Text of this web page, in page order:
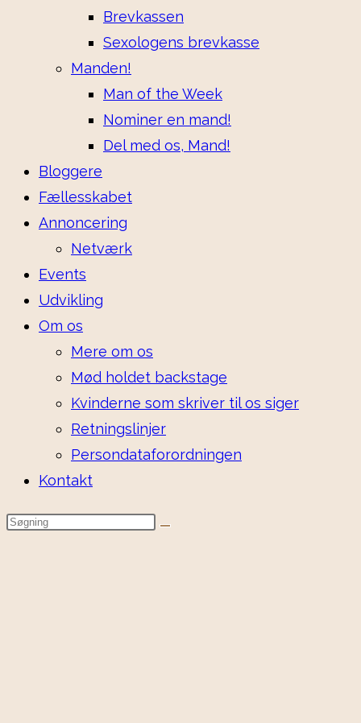
Brevkassen
Sexologens brevkasse
Manden!
Man of the Week
Nominer en mand!
Del med os, Mand!
Bloggere
Fællesskabet
Annoncering
Netværk
Events
Udvikling
Om os
Mere om os
Mød holdet backstage
Kvinderne som skriver til os siger
Retningslinjer
Persondataforordningen
Kontakt